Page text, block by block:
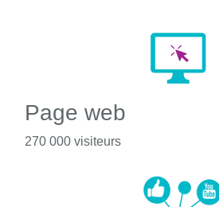
Page web
270 000 visiteurs